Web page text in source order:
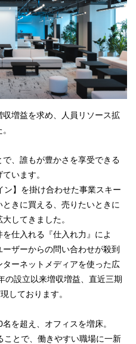
増益を求め、人員リソース拡
、誰もが豊かさを享受できる
います。
】を掛け合わせた事業スキー
きに買える、売りたいときに
してきました。
仕入れる『仕入れ力』によ
ザーからの問い合わせが殺到
ーネットメディアを使った広
の設立以来増収増益、直近三期
しております。
を超え、オフィスを増床。
とで、働きやすい職場に一新